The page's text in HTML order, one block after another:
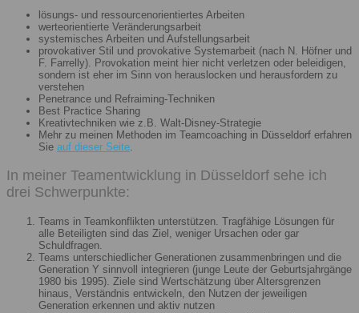
lösungs- und ressourcenorientiertes Arbeiten
werteorientierte Veränderungsarbeit
systemisches Arbeiten und Aufstellungsarbeit
provokativer Stil und provokative Systemarbeit (nach N. Höfner und
F. Farrelly). Provokation meint hier nicht verletzen oder beleidigen,
sondern ist eher im Sinn von herauslocken und herausfordern zu
verstehen
Penetrance und Refraiming-Techniken
Best Practice Sharing
Kreativtechniken wie z.B. Walt-Disney-Strategie
Mehr zu meinen Methoden im Teamcoaching in Düsseldorf erfahren
Sie auf dieser Seite.
In meiner Teamentwicklung in Düsseldorf sehe ich
drei Schwerpunkte:
Teams in Teamkonflikten unterstützen. Tragfähige Lösungen für
alle Beteiligten sind das Ziel, weniger Ursachen oder gar
Schuldfragen.
Teams unterschiedlicher Generationen zusammenbringen und die
Generation Y sinnvoll integrieren (junge Leute der Geburtsjahrgänge
1980 bis 1995). Ziele sind Wertschätzung über Altersgrenzen
hinaus, Verständnis entwickeln, den Nutzen der jeweiligen
Generation erkennen und aktiv nutzen